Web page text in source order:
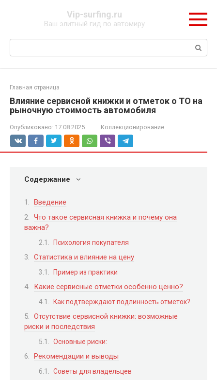
Vip-surfing.ru
Ваш элитный гид по автомиру
Поиск:
Главная страница
Влияние сервисной книжки и отметок о ТО на
рыночную стоимость автомобиля
Опубликовано: 17.08.2025 Коллекционирование
Содержание
Введение
Что такое сервисная книжка и почему она
важна?
Психология покупателя
Статистика и влияние на цену
Пример из практики
Какие сервисные отметки особенно ценно?
Как подтверждают подлинность отметок?
Отсутствие сервисной книжки: возможные
риски и последствия
Основные риски:
Рекомендации и выводы
Советы для владельцев